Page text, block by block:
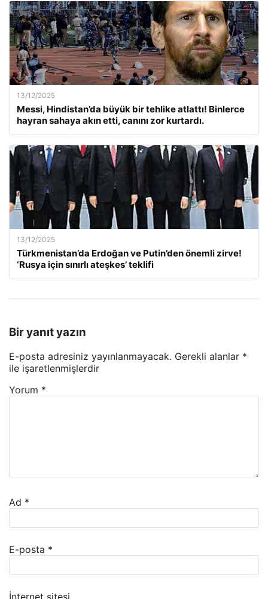
13/12/2025
Messi, Hindistan’da büyük bir tehlike atlattı! Binlerce
hayran sahaya akın etti, canını zor kurtardı.
13/12/2025
Türkmenistan’da Erdoğan ve Putin’den önemli zirve!
‘Rusya için sınırlı ateşkes’ teklifi
Bir yanıt yazın
E-posta adresiniz yayınlanmayacak. Gerekli alanlar *
ile işaretlenmişlerdir
Yorum *
Ad *
E-posta *
İnternet sitesi